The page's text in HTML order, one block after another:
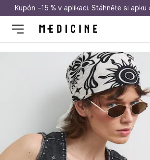
Doprava zdarma při nákupu nad
Kupón –15 % v aplikaci. Stáhněte si apku